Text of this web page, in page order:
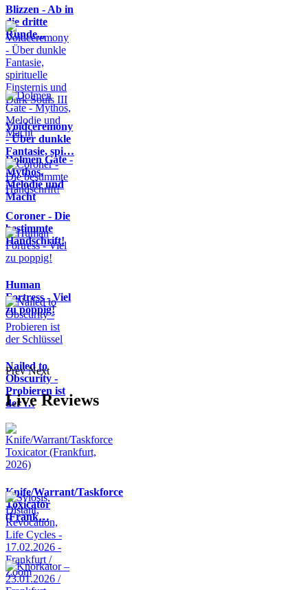
Blizzen - Ab in
die dritte
Runde...
Voidceremony
- Über dunkle
Fantasie, spi…
Dolmen Gate -
Mythos,
Melodie und
Macht
Coroner - Die
bestimmte
Handschrift!
Human
Fortress - Viel
zu poppig!
Nailed to
Obscurity -
Probieren ist
der …
Prev Next
Live Reviews
Knife/Warrant/Taskforce
Toxicator
(Frank…